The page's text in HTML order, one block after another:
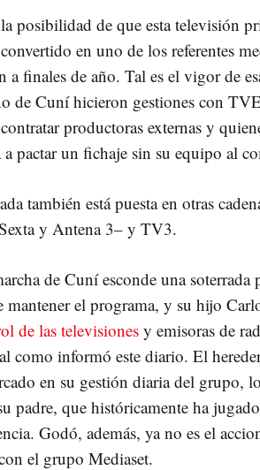
posibilidad de que esta televisión
en uno de los referentes
a finales de año. Tal es el vigor de
de Cuní hicieron gestiones con
productoras externas y
a pactar un fichaje sin su equipo al
también está puesta en otras
y Antena 3– y TV3.
de Cuní esconde una soterrada
el programa, y su hijo
de las televisiones y emisoras de
como informó este diario. El
en su gestión diaria del grupo,
padre, que históricamente ha
Godó, además, ya no es el
el grupo Mediaset.